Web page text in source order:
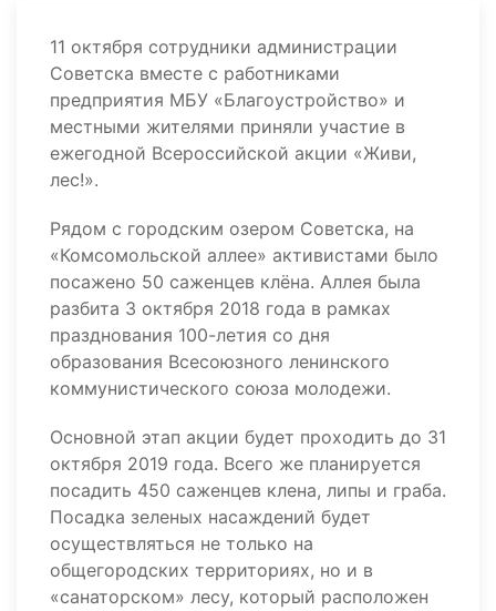
11 октября сотрудники администрации
Советска вместе с работниками
предприятия МБУ «Благоустройство» и
местными жителями приняли участие в
ежегодной Всероссийской акции «Живи,
лес!».
Рядом с городским озером Советска, на
«Комсомольской аллее» активистами было
посажено 50 саженцев клёна. Аллея была
разбита 3 октября 2018 года в рамках
празднования 100-летия со дня
образования Всесоюзного ленинского
коммунистического союза молодежи.
Основной этап акции будет проходить до 31
октября 2019 года. Всего же планируется
посадить 450 саженцев клена, липы и граба.
Посадка зеленых насаждений будет
осуществляться не только на
общегородских территориях, но и в
«санаторском» лесу, который расположен